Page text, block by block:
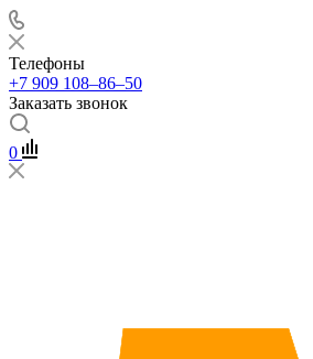
Телефоны
+7 909 108‒86‒50
Заказать звонок
0